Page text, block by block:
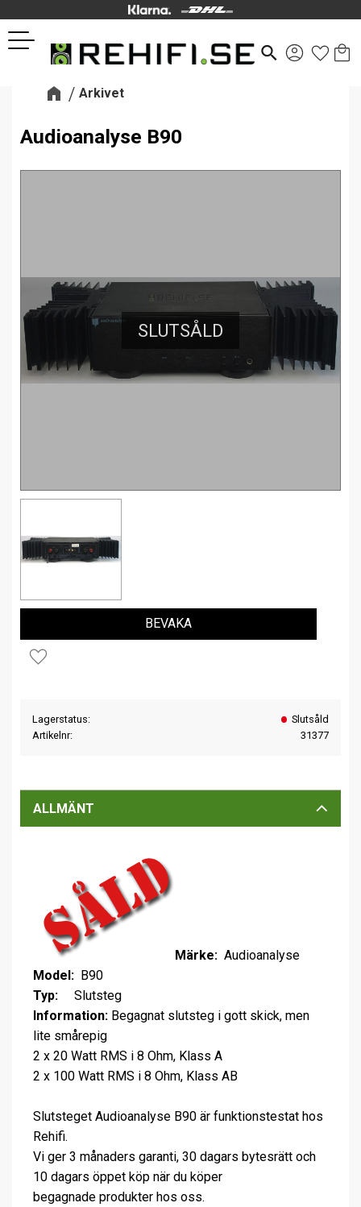
Meny
search
Arkivet
Audioanalyse B90
SLUTSÅLD
Lägg till i favoriter
BEVAKA
Lagerstatus
Slutsåld
Artikelnr
31377
ALLMÄNT
Märke: Audioanalyse
Model: B90
Typ:
Slutsteg
Information: Begagnat slutsteg i gott skick, men
lite smårepig
2 x 20 Watt RMS i 8 Ohm, Klass A
2 x 100 Watt RMS i 8 Ohm, Klass AB
Slutsteget Audioanalyse B90 är funktionstestat hos
Rehifi.
Vi ger 3 månaders garanti, 30 dagars bytesrätt och
10 dagars öppet köp när du köper
begagnade produkter hos oss.